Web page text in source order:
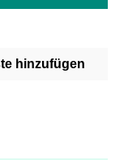
hinzufügen